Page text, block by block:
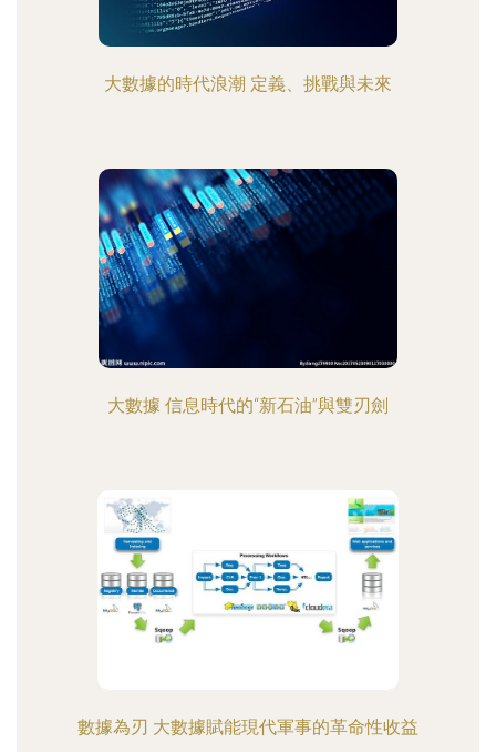
大數據的時代浪潮 定義、挑戰與未來
大數據 信息時代的“新石油”與雙刃劍
數據為刃 大數據賦能現代軍事的革命性收益